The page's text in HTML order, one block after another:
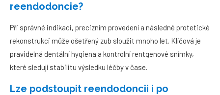
reendodoncie?
Při správné indikaci, precizním provedení a následné protetické
rekonstrukci může ošetřený zub sloužit mnoho let. Klíčová je
pravidelná dentální hygiena a kontrolní rentgenové snímky,
které sledují stabilitu výsledku léčby v čase.
Lze podstoupit reendodoncii i po